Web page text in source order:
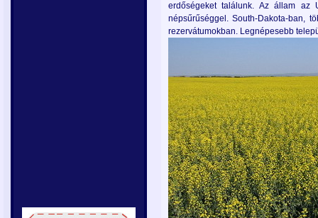
erdőségeket találunk. Az állam az
népsűrűséggel. South-Dakota-ban,
rezervátumokban. Legnépesebb